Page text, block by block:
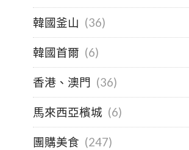
韓國釜山 (36)
韓國首爾 (6)
香港、澳門 (36)
馬來西亞檳城 (6)
團購美食 (247)